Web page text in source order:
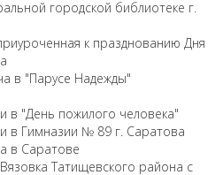
городской библиотеке г.
к празднованию Дня
в "Парусе Надежды"
в "День пожилого человека"
в Гимназии № 89 г. Саратова
в Саратове
Татищевского района с